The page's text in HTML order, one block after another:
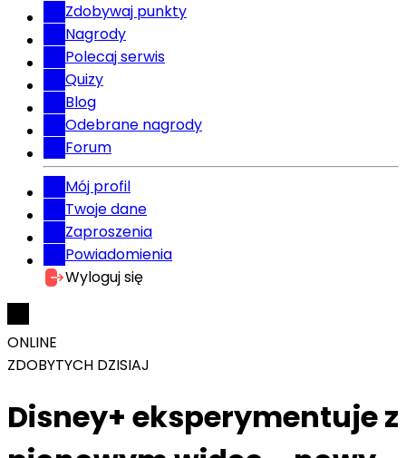
Zdobywaj punkty
Nagrody
Polecaj serwis
Quizy
Blog
Odebrane nagrody
Forum
Mój profil
Twoje dane
Zaproszenia
Powiadomienia
Wyloguj się
ONLINE
ZDOBYTYCH DZISIAJ
Disney+ eksperymentuje z